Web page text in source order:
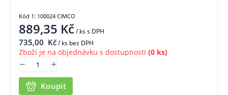
889,35 Kč/ kss DPH
735,00 Kč/ ks bez DPH
Zboží je na objednávku s dostupností (0 ks)
Koupit
Kód 1: 100024 CIMCO